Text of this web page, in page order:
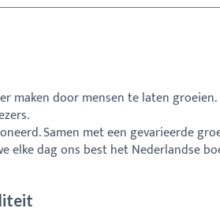
maken door mensen te laten
Samen met een gevarieerde
elke dag ons best het Nederlandse